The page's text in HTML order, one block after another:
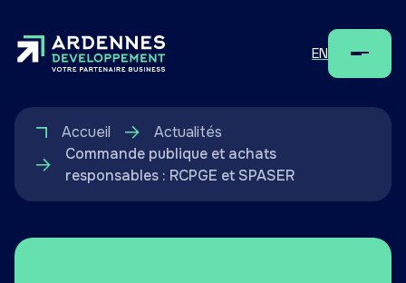
EN Menu
Accueil
Actualités
Commande publique et achats
responsables : RCPGE et SPASER